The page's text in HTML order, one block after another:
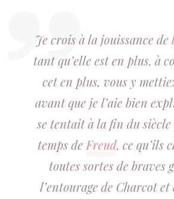
Je crois à la jouissance de
tant qu’elle est en plus, à
cet en plus, vous y
avant que je l’aie bien
se tentait à la fin du
temps de Freud, ce qu’ils
toutes sortes de braves
l’entourage de Charcot et